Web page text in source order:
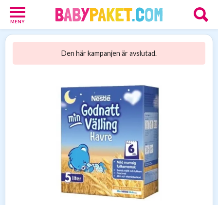
MENY
Den här kampanjen är avslutad.
Babypaket